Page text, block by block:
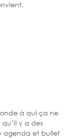
à qui ça ne
y a des
agenda et bullet